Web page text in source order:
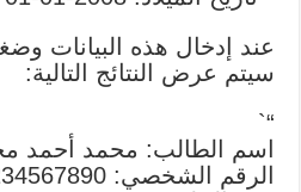
عند إدخال هذه البيانات
سيتم عرض النتائج التالية:
“`
اسم الطالب: محمد أحمد
الرقم الشخصي: 1234567890